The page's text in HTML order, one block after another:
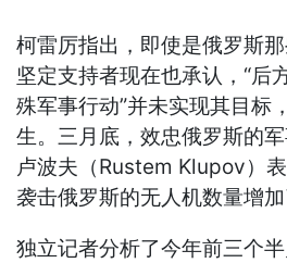
柯雷厉指出，即使是俄罗斯
坚定支持者现在也承认，“后
殊军事行动”并未实现其目标
生。三月底，效忠俄罗斯的
卢波夫（Rustem Klupov）
袭击俄罗斯的无人机数量增加
独立记者分析了今年前三个